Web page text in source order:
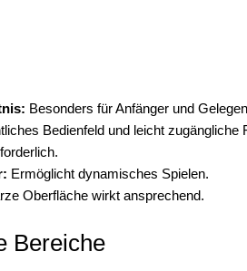
Besonders für Anfänger und
Bedienfeld und leicht zugängliche
Ermöglicht dynamisches Spielen.
Oberfläche wirkt ansprechend.
Bereiche